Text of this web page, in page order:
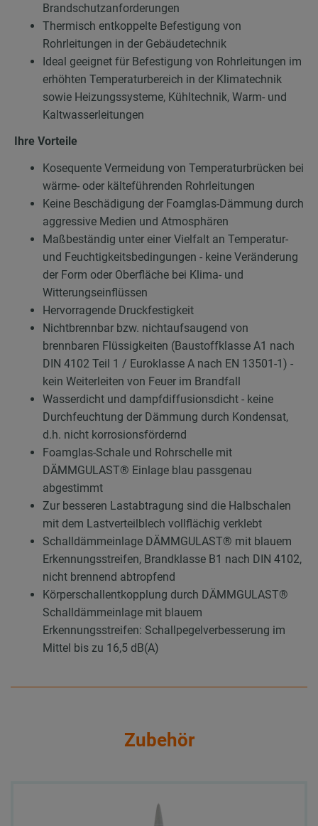
Brandschutzanforderungen
Thermisch entkoppelte Befestigung von
Rohrleitungen in der Gebäudetechnik
Ideal geeignet für Befestigung von Rohrleitungen im
erhöhten Temperaturbereich in der Klimatechnik
sowie Heizungssysteme, Kühltechnik, Warm- und
Kaltwasserleitungen
Ihre Vorteile
Kosequente Vermeidung von Temperaturbrücken bei
wärme- oder kälteführenden Rohrleitungen
Keine Beschädigung der Foamglas-Dämmung durch
aggressive Medien und Atmosphären
Maßbeständig unter einer Vielfalt an Temperatur-
und Feuchtigkeitsbedingungen - keine Veränderung
der Form oder Oberfläche bei Klima- und
Witterungseinflüssen
Hervorragende Druckfestigkeit
Nichtbrennbar bzw. nichtaufsaugend von
brennbaren Flüssigkeiten (Baustoffklasse A1 nach
DIN 4102 Teil 1 / Euroklasse A nach EN 13501-1) -
kein Weiterleiten von Feuer im Brandfall
Wasserdicht und dampfdiffusionsdicht - keine
Durchfeuchtung der Dämmung durch Kondensat,
d.h. nicht korrosionsfördernd
Foamglas-Schale und Rohrschelle mit
DÄMMGULAST® Einlage blau passgenau
abgestimmt
Zur besseren Lastabtragung sind die Halbschalen
mit dem Lastverteilblech vollflächig verklebt
Schalldämmeinlage DÄMMGULAST® mit blauem
Erkennungsstreifen, Brandklasse B1 nach DIN 4102,
nicht brennend abtropfend
Körperschallentkopplung durch DÄMMGULAST®
Schalldämmeinlage mit blauem
Erkennungsstreifen: Schallpegelverbesserung im
Mittel bis zu 16,5 dB(A)
Zubehör